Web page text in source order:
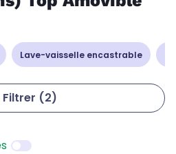
Lave-vaisselle encastrable
Filtrer (2)